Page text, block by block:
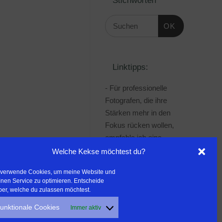
Welche Kekse möchtest du?
verwende Cookies, um meine Website und
Service zu optimieren. Entscheide
welche du zulassen möchtest.
Cookies Immer aktiv
OK
Linktipps:
- Für professionelle
Fotografen, die ihre
Stärken mehr in den
Fokus rücken wollen,
empfehle ich eine
Beratung durch Frau
Wanderfreak.de